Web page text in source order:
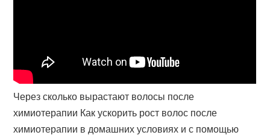
Через сколько вырастают волосы после
химиотерапии Как ускорить рост волос после
химиотерапии в домашних условиях и с помощью